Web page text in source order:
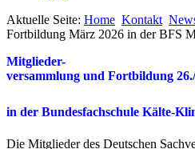
Aktuelle Seite: Home Kontakt
Fortbildung März 2026 in der BFS
Mitglieder-
versammlung und Fortbildung
in der Bundesfachschule Kälte-
Die Mitglieder des Deutschen